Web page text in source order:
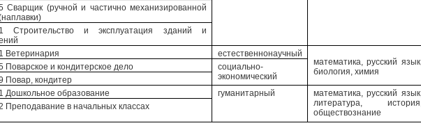
Сварщик (ручной и частично механизированной
Строительство и эксплуатация зданий и
Ветеринария
естественнонаучный
математика, русский язык,
биология, химия
Поварское и кондитерское дело
социально-
экономический
Повар, кондитер
Дошкольное образование
гуманитарный
математика, русский язык,
литература, история,
обществознание
Преподавание в начальных классах